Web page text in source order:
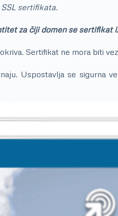
sertifikata.
za čiji domen se sertifikat
Sertifikat ne mora biti
Uspostavlja se sigurna